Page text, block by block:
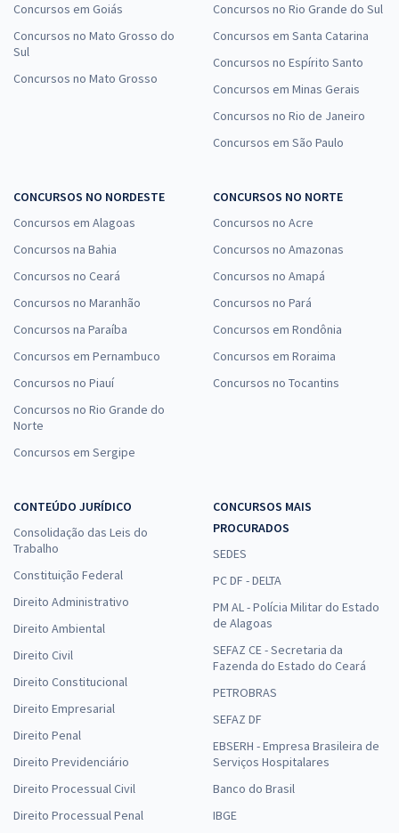
Concursos em Goiás
Concursos no Mato Grosso do
Sul
Concursos no Mato Grosso
Concursos no Rio Grande do Sul
Concursos em Santa Catarina
Concursos no Espírito Santo
Concursos em Minas Gerais
Concursos no Rio de Janeiro
Concursos em São Paulo
CONCURSOS NO NORDESTE
Concursos em Alagoas
Concursos na Bahia
Concursos no Ceará
Concursos no Maranhão
Concursos na Paraíba
Concursos em Pernambuco
Concursos no Piauí
Concursos no Rio Grande do
Norte
Concursos em Sergipe
CONCURSOS NO NORTE
Concursos no Acre
Concursos no Amazonas
Concursos no Amapá
Concursos no Pará
Concursos em Rondônia
Concursos em Roraima
Concursos no Tocantins
CONTEÚDO JURÍDICO
Consolidação das Leis do
Trabalho
Constituição Federal
Direito Administrativo
Direito Ambiental
Direito Civil
Direito Constitucional
Direito Empresarial
Direito Penal
Direito Previdenciário
Direito Processual Civil
Direito Processual Penal
CONCURSOS MAIS
PROCURADOS
SEDES
PC DF - DELTA
PM AL - Polícia Militar do Estado
de Alagoas
SEFAZ CE - Secretaria da
Fazenda do Estado do Ceará
PETROBRAS
SEFAZ DF
EBSERH - Empresa Brasileira de
Serviços Hospitalares
Banco do Brasil
IBGE